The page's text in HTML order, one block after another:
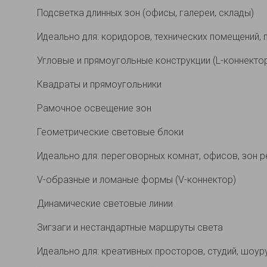
Подсветка длинных зон (офисы, галереи, склады)
Идеально для: коридоров, технических помещений,
Угловые и прямоугольные конструкции (L-
Квадраты и прямоугольники
Рамочное освещение зон
Геометрические световые блоки
Идеально для: переговорных комнат, офисов, зон
V-образные и ломаные формы (V-коннектор)
Динамические световые линии
Зигзаги и нестандартные маршруты света
Идеально для: креативных просторов, студий,